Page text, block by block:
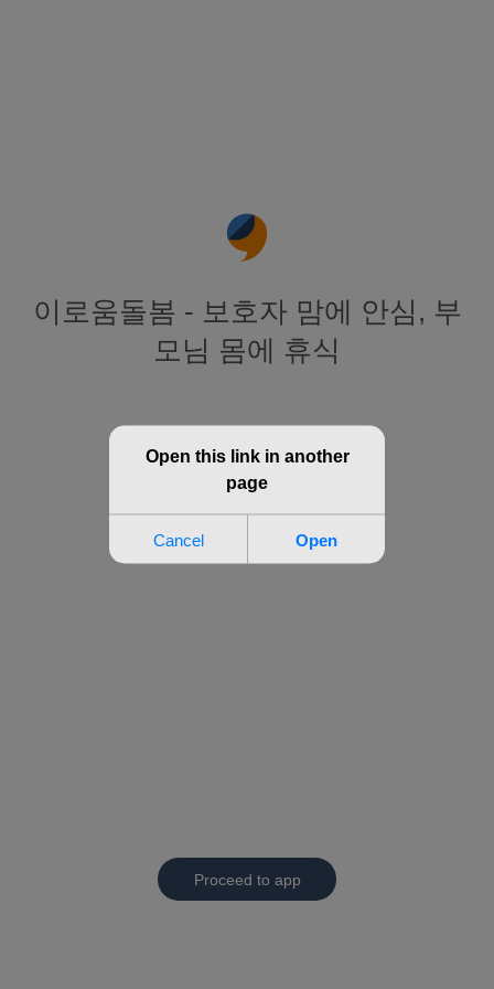
이로움돌봄 - 보호자 맘에 안심, 부
모님 몸에 휴식
Proceed to app